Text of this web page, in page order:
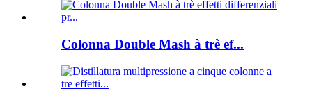
Colonna Double Mash à trè ef...